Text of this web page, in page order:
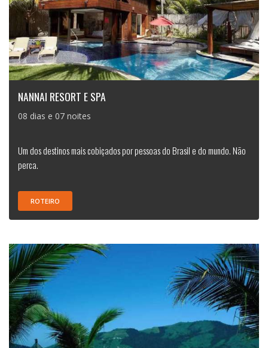
NANNAI RESORT E SPA
08 dias e 07 noites
Um dos destinos mais cobiçados por pessoas do Brasil e do mundo. Não
perca.
ROTEIRO